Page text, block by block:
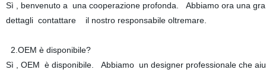
Sì , benvenuto a una cooperazione profonda. Abbiamo ora una
dettagli contattare il nostro responsabile oltremare.
2.OEM è disponibile?
Sì , OEM è disponibile. Abbiamo un designer professionale che